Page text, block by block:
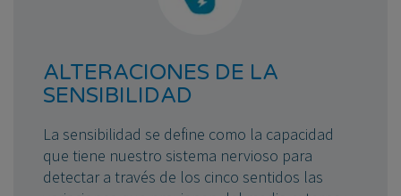
ALTERACIONES DE LA
SENSIBILIDAD
La sensibilidad se define como la capacidad
que tiene nuestro sistema nervioso para
detectar a través de los cinco sentidos las